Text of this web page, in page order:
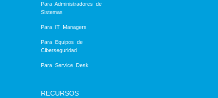
Para Administradores de
Sistemas
Para IT Managers
Para Equipos de
Ciberseguridad
Para Service Desk
RECURSOS